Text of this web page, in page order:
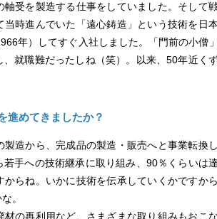
受を製造する仕事をしていました。そして
時進んでいた「遠心鋳造」という技術を日
年）してすぐ入社しました。「門前の小僧
就職難だったしね（笑）。以来、50年近く
進めてきましたか？
造から、完成品の製造・販売へと事業転換
手への技術継承に取り組み、90％くらいは
らね。いかに技術を伝承していくかですか
。
の再利用など、さまざまな取り組みもおこ